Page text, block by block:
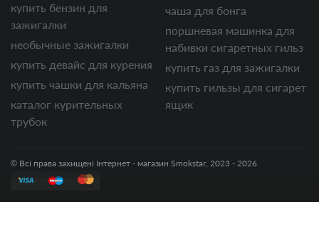
купить бензин для
зажигалки
необычные зажигалки
купить девайс для курения
купить чашки для кальяна
каталог курительных
трубок
чаша для бонга
поршневая машинка для
набивки сигаретных гильз
купить газ для зажигалки
купить гильзы для сигарет
ящик
© Всі права захищені Інтернет - магазин Smokstar, 2023 - 2026